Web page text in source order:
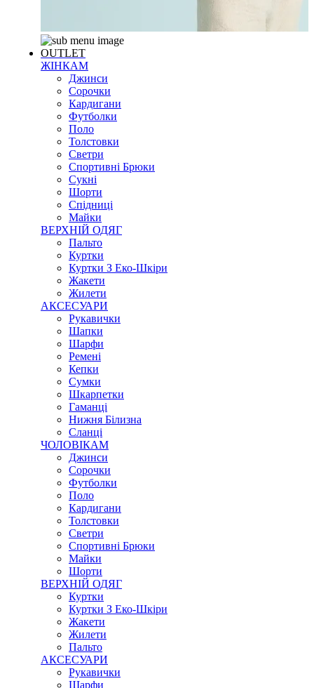
OUTLET
ЖІНКАМ
Джинси
Сорочки
Кардигани
Футболки
Поло
Толстовки
Светри
Спортивні Брюки
Сукні
Шорти
Спідниці
Майки
ВЕРХНІЙ ОДЯГ
Пальто
Куртки
Куртки З Еко-Шкіри
Жакети
Жилети
АКСЕСУАРИ
Рукавички
Шапки
Шарфи
Ремені
Кепки
Сумки
Шкарпетки
Гаманці
Нижня Білизна
Сланці
ЧОЛОВІКАМ
Джинси
Сорочки
Футболки
Поло
Кардигани
Толстовки
Светри
Спортивні Брюки
Майки
Шорти
ВЕРХНІЙ ОДЯГ
Куртки
Куртки З Еко-Шкіри
Жакети
Жилети
Пальто
АКСЕСУАРИ
Рукавички
Шарфи